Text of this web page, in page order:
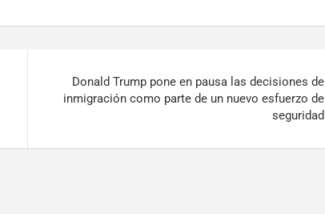
Donald Trump pone en pausa las decisiones de
inmigración como parte de un nuevo esfuerzo de
seguridad